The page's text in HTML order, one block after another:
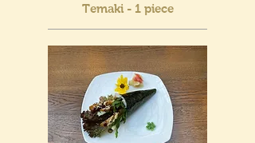
Temaki - 1 piece